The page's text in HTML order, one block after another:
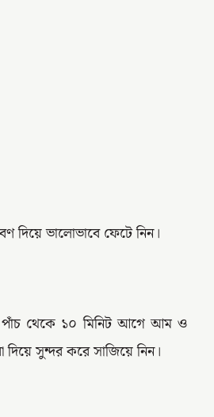
দিয়ে ভালোভাবে ফেটে নিন।
পাঁচ থেকে ১০ মিনিট আগে আম ও
সুন্দর করে সাজিয়ে নিন।